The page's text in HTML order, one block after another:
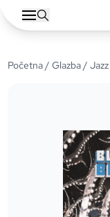
Početna/Glazba/Jazz